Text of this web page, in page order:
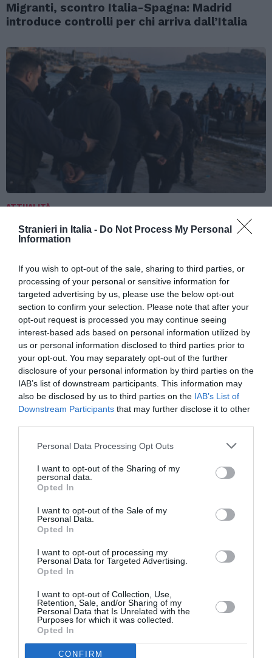
Stranieri in Italia - Do Not Process My Personal
Information
If you wish to opt-out of the sale, sharing to third parties, or
processing of your personal or sensitive information for
targeted advertising by us, please use the below opt-out
section to confirm your selection. Please note that after your
opt-out request is processed you may continue seeing
interest-based ads based on personal information utilized by
us or personal information disclosed to third parties prior to
your opt-out. You may separately opt-out of the further
disclosure of your personal information by third parties on the
IAB’s list of downstream participants. This information may
also be disclosed by us to third parties on the IAB’s List of
Downstream Participants that may further disclose it to other
Personal Data Processing Opt Outs
I want to opt-out of the Sharing of my
personal data.
Opted In
I want to opt-out of the Sale of my
Personal Data.
Opted In
I want to opt-out of processing my
Personal Data for Targeted Advertising.
Opted In
I want to opt-out of Collection, Use,
Retention, Sale, and/or Sharing of my
Personal Data that Is Unrelated with the
Purposes for which it was collected.
Opted In
CONFIRM
Migranti, scontro Italia-Spagna: Madrid
introduce controlli per chi arriva dall’Italia
ATTUALITÀ
Cagliari, smantellata rete accusata di
favorire l’immigrazione irregolare: otto fermi
rafforzare assistenza e integrazione delle
vittime